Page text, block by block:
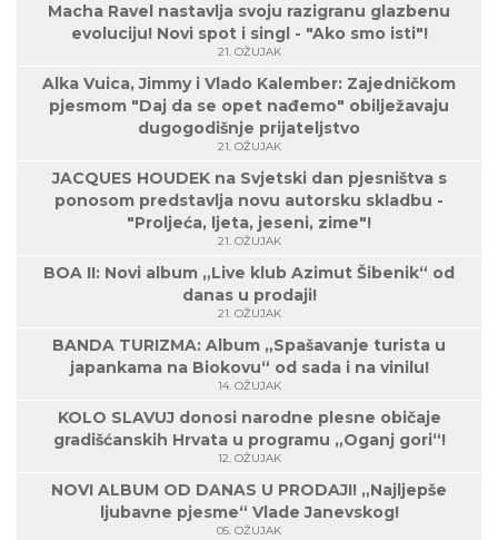
Macha Ravel nastavlja svoju razigranu glazbenu
evoluciju! Novi spot i singl - "Ako smo isti"!
21. OŽUJAK
Alka Vuica, Jimmy i Vlado Kalember: Zajedničkom
pjesmom "Daj da se opet nađemo" obilježavaju
dugogodišnje prijateljstvo
21. OŽUJAK
JACQUES HOUDEK na Svjetski dan pjesništva s
ponosom predstavlja novu autorsku skladbu -
"Proljeća, ljeta, jeseni, zime"!
21. OŽUJAK
BOA II: Novi album „Live klub Azimut Šibenik“ od
danas u prodaji!
21. OŽUJAK
BANDA TURIZMA: Album „Spašavanje turista u
japankama na Biokovu“ od sada i na vinilu!
14. OŽUJAK
KOLO SLAVUJ donosi narodne plesne običaje
gradišćanskih Hrvata u programu „Oganj gori“!
12. OŽUJAK
NOVI ALBUM OD DANAS U PRODAJI! „Najljepše
ljubavne pjesme“ Vlade Janevskog!
05. OŽUJAK